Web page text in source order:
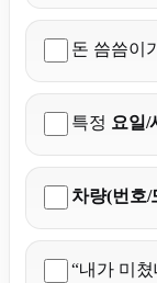
돈 씀씀이
특정 요일/
차량(번호/
“내가 미쳤